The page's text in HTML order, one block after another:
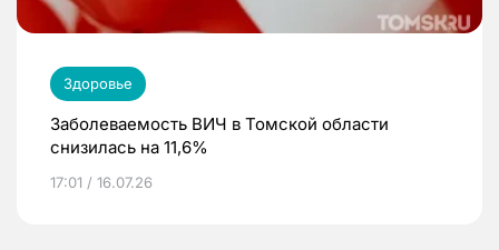
Здоровье
Заболеваемость ВИЧ в Томской области
снизилась на 11,6%
17:01 / 16.07.26